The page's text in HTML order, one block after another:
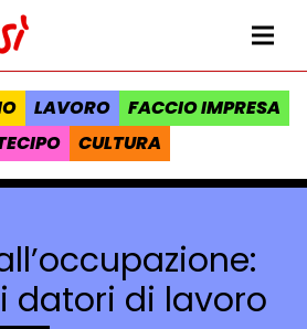
Progetto della Regione Toscana
LAVORO
FACCIO IMPRESA
CULTURA
datori di lavoro